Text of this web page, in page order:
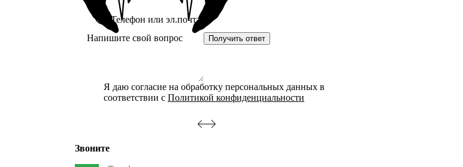
Получить ответ
Я даю согласие на обработку персональных данных в
соответствии с Политикой конфиденциальности
Звоните